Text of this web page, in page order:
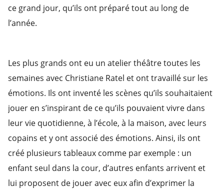
ce grand jour, qu’ils ont préparé tout au long de
l’année.
Les plus grands ont eu un atelier théâtre toutes les
semaines avec Christiane Ratel et ont travaillé sur les
émotions. Ils ont inventé les scènes qu’ils souhaitaient
jouer en s’inspirant de ce qu’ils pouvaient vivre dans
leur vie quotidienne, à l’école, à la maison, avec leurs
copains et y ont associé des émotions. Ainsi, ils ont
créé plusieurs tableaux comme par exemple : un
enfant seul dans la cour, d’autres enfants arrivent et
lui proposent de jouer avec eux afin d’exprimer la